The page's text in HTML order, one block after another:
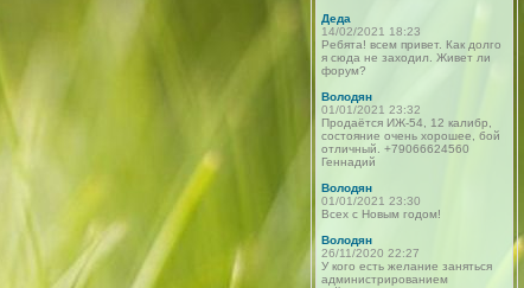
Деда
14/02/2021 18:23
Ребята! всем привет. Как долго
я сюда не заходил. Живет ли
форум?
Володян
01/01/2021 23:32
Продаётся ИЖ-54, 12 калибр,
состояние очень хорошее, бой
отличный. +79066624560
Геннадий
Володян
01/01/2021 23:30
Всех с Новым годом!
Володян
26/11/2020 22:27
У кого есть желание заняться
администрированием